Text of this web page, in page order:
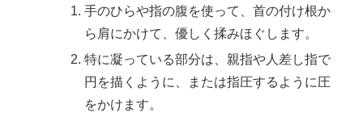
手のひらや指の腹を使って、首の付け根か
ら肩にかけて、優しく揉みほぐします。
特に凝っている部分は、親指や人差し指で
円を描くように、または指圧するように圧
をかけます。